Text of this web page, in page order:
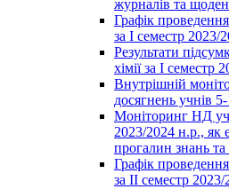
журналів та
Графік
за І семестр 2023/
Результати
хімії за І семестр
Внутрішній
досягнень учнів
Моніторинг НД
2023/2024 н.р., як
прогалин знань
Графік
за ІІ семестр